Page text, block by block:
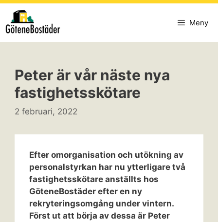
Hoppa
innehåll
Meny
Peter är vår näste nya
fastighetsskötare
2 februari, 2022
Efter omorganisation och utökning av
personalstyrkan har nu ytterligare två
fastighetsskötare anställts hos
GöteneBostäder efter en ny
rekryteringsomgång under vintern.
Först ut att börja av dessa är Peter